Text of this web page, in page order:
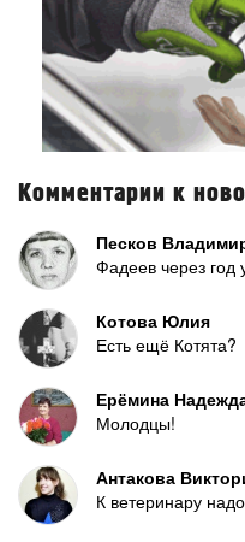
Комментарии к
Песков
Фадеев через год
Котова Юлия
Есть ещё Котята?
Ерёмина
Молодцы!
Антакова
К ветеринару